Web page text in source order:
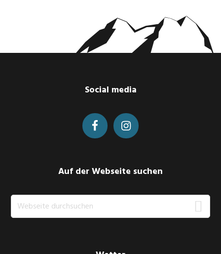
Social media
Auf der Webseite suchen
Webseite
durchsuchen